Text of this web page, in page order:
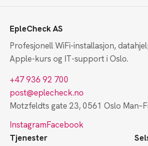
EpleCheck AS
Profesjonell WiFi-installasjon,
Apple-kurs og IT-support i Oslo.
+47 936 92 700
post@eplecheck.no
Motzfeldts gate 23, 0561 Oslo
InstagramFacebook
Tjenester